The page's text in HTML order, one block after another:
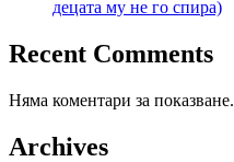
децата му не го спира)
Recent Comments
Няма коментари за показване.
Archives